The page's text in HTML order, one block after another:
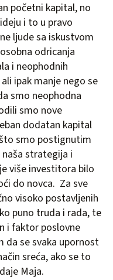
početni kapital, no
i to u pravo
ljude sa iskustvom
odricanja
i neophodnih
ipak manje nego se
smo neophodna
smo nove
dodatan kapital
smo postignutim
strategija i
više investitora bilo
do novca. Za sve
visoko postavljenih
puno truda i rada, te
i faktor poslovne
da se svaka upornost
sreća, ako se to
Maja.